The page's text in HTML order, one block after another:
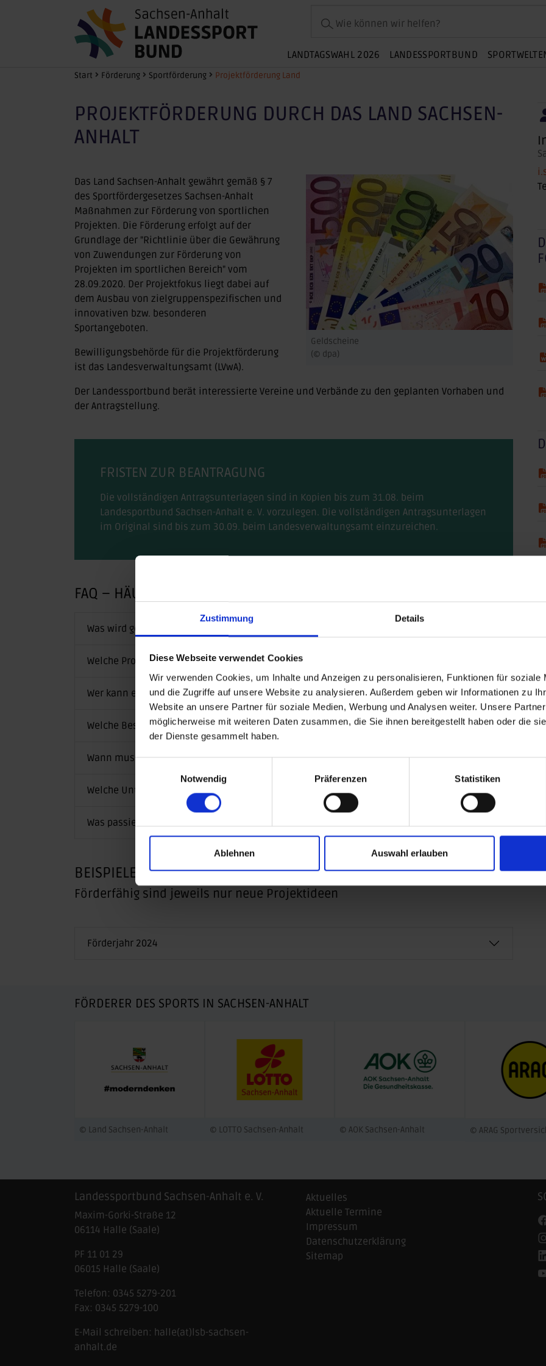
Zustimmung Details
Diese Webseite verwendet Cookies
Wir verwenden Cookies, um Inhalte und Anzeigen zu personalisieren, Funktionen für soziale
und die Zugriffe auf unsere Website zu analysieren. Außerdem geben wir Informationen zu
Website an unsere Partner für soziale Medien, Werbung und Analysen weiter. Unsere
möglicherweise mit weiteren Daten zusammen, die Sie ihnen bereitgestellt haben oder die
der Dienste gesammelt haben.
Notwendig
Präferenzen Statistiken
Ablehnen Auswahl erlauben
Zum Hauptinhalt springen
Wie können wir helfen?
LANDTAGSWAHL 2026 LANDESSPORTBUND
Sie sind hier:
Start Förderung Sportförderung Projektförderung Land
PROJEKTFÖRDERUNG DURCH DAS LAND SACHSEN-
ANHALT
Geldscheine
(© dpa)
Das Land Sachsen-Anhalt gewährt gemäß § 7
des Sportfördergesetzes Sachsen-Anhalt
Maßnahmen zur Förderung von sportlichen
Projekten. Die Förderung erfolgt auf der
Grundlage der "Richtlinie über die Gewährung
von Zuwendungen zur Förderung von
Projekten im sportlichen Bereich" vom
28.09.2020. Der Projektfokus liegt dabei auf
dem Ausbau von zielgruppenspezifischen und
innovativen bzw. besonderen
Sportangeboten.
Bewilligungsbehörde für die Projektförderung
ist das Landesverwaltungsamt (LVwA).
Der Landessportbund berät interessierte Vereine und Verbände zu den geplanten Vorhaben und
der Antragstellung.
FRISTEN ZUR BEANTRAGUNG
Die vollständigen Antragsunterlagen sind in Kopien bis zum 31.08. beim
Landesportbund Sachsen-Anhalt e. V. vorzulegen. Die vollständigen Antragsunterlagen
im Original sind bis zum 30.09. beim Landesverwaltungsamt einzureichen.
FAQ – HÄUFIG GESTELLTE FRAGEN ZUR PROJEKTFÖRDERUNG LAND
Was wird gefördert?
Welche Projekte werden vorrangig berücksichtigt?
Wer kann einen Antrag stellen?
Welche Besonderheiten sind zu beachten?
Wann muss der Förderantrag gestellt werden?
Welche Unterlagen sind einzureichen?
Was passiert mit meinem Antrag nach der Einreichung?
BEISPIELE FÜR GEFÖRDERTE VEREINSPROJEKTE
Förderfähig sind jeweils nur neue Projektideen
Förderjahr 2024
FÖRDERER DES SPORTS IN SACHSEN-ANHALT
© Land Sachsen-Anhalt © LOTTO Sachsen-Anhalt © AOK Sachsen-Anhalt © ARAG
Landessportbund Sachsen-Anhalt e. V.
Maxim-Gorki-Straße 12
06114 Halle (Saale)
PF 11 01 29
06015 Halle (Saale)
Telefon: 0345 5279-201
Fax: 0345 5279-100
E-Mail schreiben: halle(at)lsb-sachsen-
anhalt.de
Aktuelles
Aktuelle Termine
Impressum
Datenschutzerklärung
Sitemap